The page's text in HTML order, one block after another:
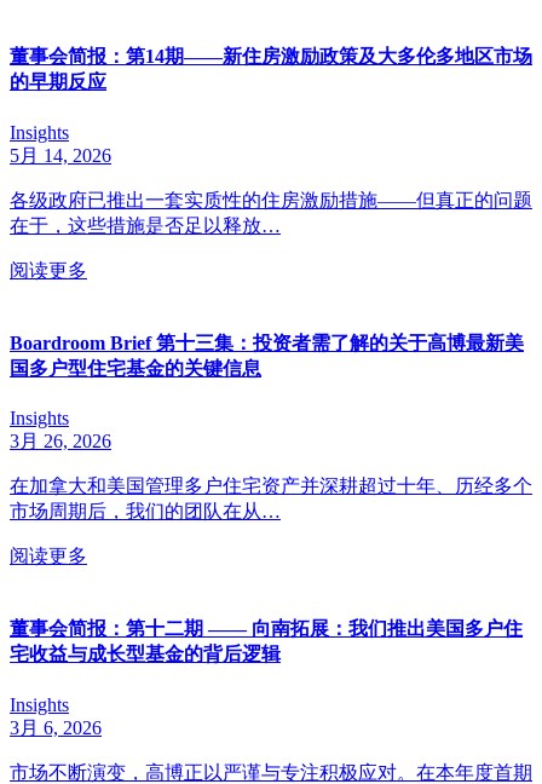
董事会简报：第14期——新住房激励政策及大多伦多地区市场
的早期反应
Insights
5月 14, 2026
各级政府已推出一套实质性的住房激励措施——但真正的问题
在于，这些措施是否足以释放…
阅读更多
Boardroom Brief 第十三集：投资者需了解的关于高博最新美
国多户型住宅基金的关键信息
Insights
3月 26, 2026
在加拿大和美国管理多户住宅资产并深耕超过十年、历经多个
市场周期后，我们的团队在从…
阅读更多
董事会简报：第十二期 —— 向南拓展：我们推出美国多户住
宅收益与成长型基金的背后逻辑
Insights
3月 6, 2026
市场不断演变，高博正以严谨与专注积极应对。在本年度首期